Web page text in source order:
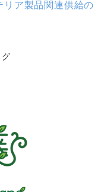
ア製品関連供給の